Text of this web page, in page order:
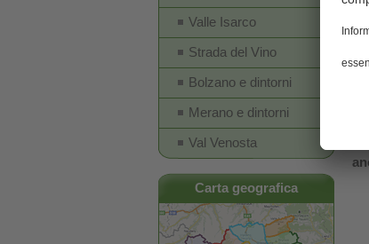
Valle Isarco
Strada del Vino
Bolzano e dintorni
Merano e dintorni
Val Venosta
Carta geografica